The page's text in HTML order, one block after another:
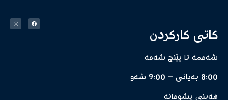
کاتی کارکردن
شەممە تا پێنج شەمە
8:00 بەیانی – 9:00 شەو
هەینی پشومانە